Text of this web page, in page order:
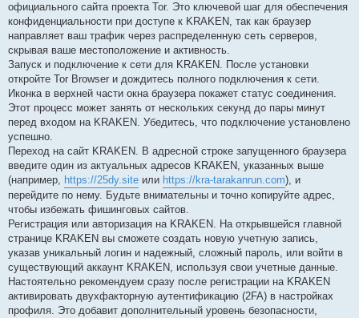
официального сайта проекта Tor. Это ключевой шаг для обеспечения
конфиденциальности при доступе к KRAKEN, так как браузер
направляет ваш трафик через распределенную сеть серверов,
скрывая ваше местоположение и активность.
Запуск и подключение к сети для KRAKEN. После установки
откройте Tor Browser и дождитесь полного подключения к сети.
Иконка в верхней части окна браузера покажет статус соединения.
Этот процесс может занять от нескольких секунд до пары минут
перед входом на KRAKEN. Убедитесь, что подключение установлено
успешно.
Переход на сайт KRAKEN. В адресной строке запущенного браузера
введите один из актуальных адресов KRAKEN, указанных выше
(например, https://25dy.site или https://kra-tarakanrun.com), и
перейдите по нему. Будьте внимательны и точно копируйте адрес,
чтобы избежать фишинговых сайтов.
Регистрация или авторизация на KRAKEN. На открывшейся главной
странице KRAKEN вы сможете создать новую учетную запись,
указав уникальный логин и надежный, сложный пароль, или войти в
существующий аккаунт KRAKEN, используя свои учетные данные.
Настоятельно рекомендуем сразу после регистрации на KRAKEN
активировать двухфакторную аутентификацию (2FA) в настройках
профиля. Это добавит дополнительный уровень безопасности,